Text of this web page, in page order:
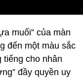
muối” của màn
đến một màu sắc
tiếng cho nhân
đầy quyền uy